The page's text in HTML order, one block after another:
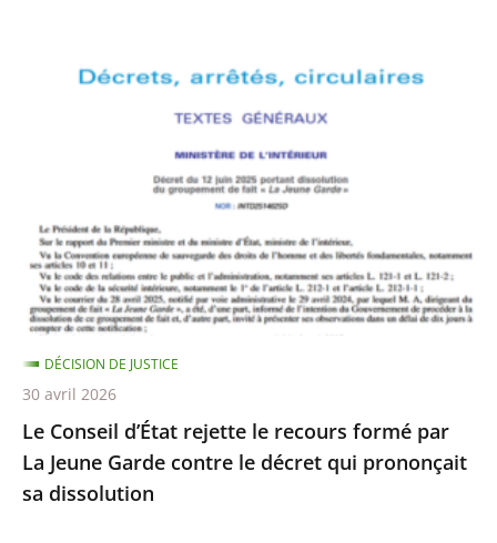
Conseil
formé
par
La
Jeune
Garde
contre
le
décret
qui
Le Conseil d’État rejette le recours formé par
La Jeune Garde contre le décret qui prononçait
sa dissolution
DÉCISION DE JUSTICE
30 avril 2026